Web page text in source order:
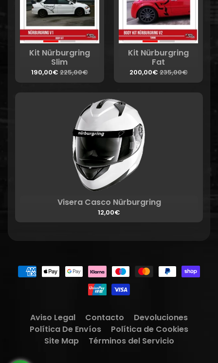
Kit Nürburgring
Slim
190,00€225,00€
Kit Nürburgring
Fat
200,00€235,00€
Visera Casco Nürburgring
12,00€
Aviso Legal Contacto
Devoluciones
Política De Envíos
Política de Cookies
Site Map
Términos del Servicio